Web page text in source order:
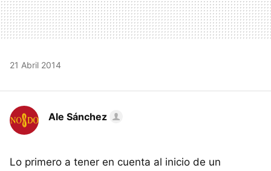
21 Abril 2014
Ale Sánchez
Lo primero a tener en cuenta al inicio de un